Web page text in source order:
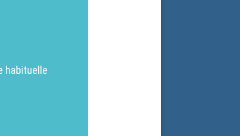
habituelle